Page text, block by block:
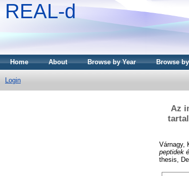
REAL-d
Home About Browse by Year Browse
Login
Az
Várnagy,
peptidek
thesis,